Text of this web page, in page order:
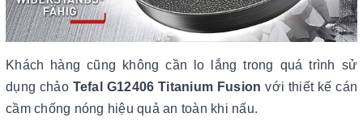
Khách hàng cũng không cần lo lắng trong quá trình sử
dụng chảo Tefal G12406 Titanium Fusion với thiết kế cán
cầm chống nóng hiệu quả an toàn khi nấu.